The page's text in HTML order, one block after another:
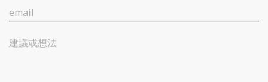
email
建議或想法